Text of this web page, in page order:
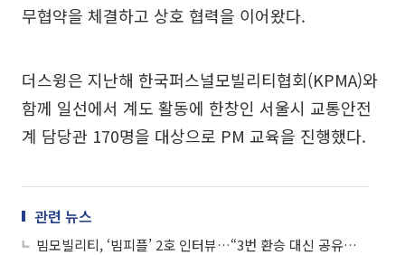
무협약을 체결하고 상호 협력을 이어왔다.
더스윙은 지난해 한국퍼스널모빌리티협회(KPMA)와
함께 일선에서 계도 활동에 한창인 서울시 교통안전
계 담당관 170명을 대상으로 PM 교육을 진행했다.
관련 뉴스
빔모빌리티, ‘빔피플’ 2호 인터뷰…“3번 환승 대신 공유킥보드”